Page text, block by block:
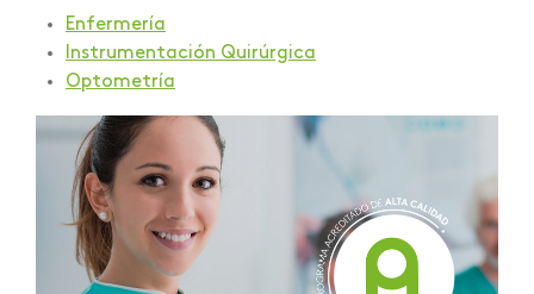
Enfermería
Instrumentación Quirúrgica
Optometría